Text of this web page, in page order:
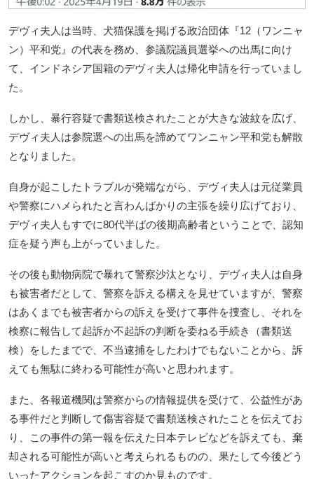
デヴィ夫人は当時、犬猫保護を掲げる政治団体『12（ワンニャ
ン）平和党』の代表を務め、参議院議員選挙への出馬に向け
て、インドネシア国籍のデヴィ夫人は帰化申請を行っていまし
た。
しかし、暴行容疑で書類送検されたことが大きな波紋を広げ、
デヴィ夫人は参院選への出馬を諦めてワンニャン平和党も解散
となりました。
自身が起こしたトラブルが発端ながら、デヴィ夫人は元従業員
や警察にハメられたと言わんばかりの主張を繰り広げており、
デヴィ夫人もすでに80代半ばの後期高齢者ということで、認知
症を疑う声も上がっていました。
その後も動物病院で暴れて警察沙汰となり、デヴィ夫人は自身
も被害者だとして、警察を訴える構えを見せていますが、警察
はあくまでも被害者からの訴えを受けて事件を捜査し、それを
検察に報告して起訴か不起訴の判断を委ねる手続き（書類送
検）をしたまでで、不当逮捕をしたわけでもないことから、訴
えても無駄に終わる可能性が高いと思われます。
また、各報道機関は警察からの情報提供を受けて、公益性があ
る事件だと判断して傷害容疑で書類送検されたことを伝えてお
り、この事件の第一報を伝えた日本テレビなどを訴えても、棄
却される可能性が高いと考えられるものの、果たして今後どう
いったアクションを起こすのか見ものです。